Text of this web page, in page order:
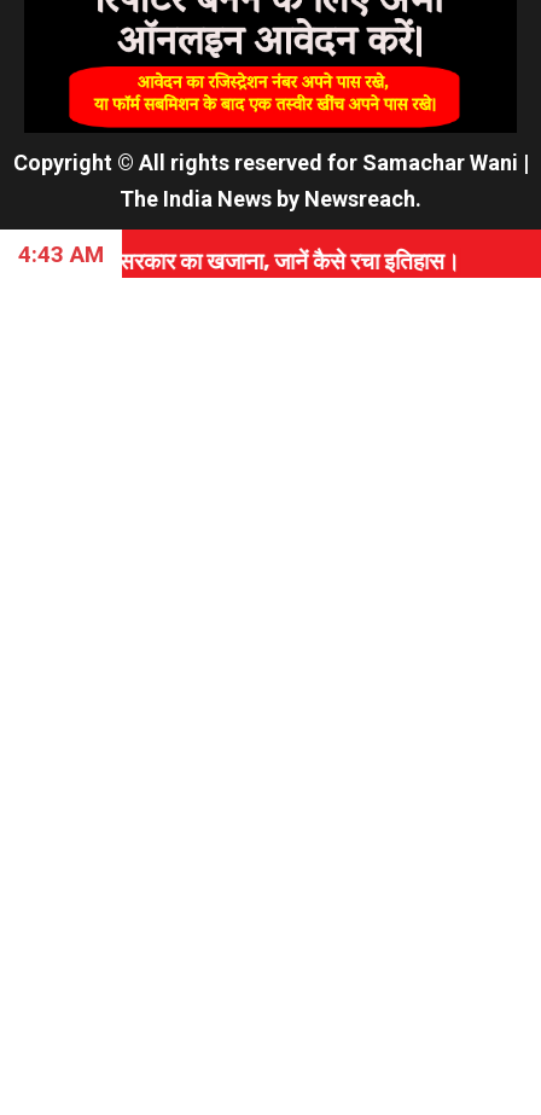
Copyright © All rights reserved for Samachar Wani |
The India News by Newsreach.
4:43 AMका खजाना, जानें कैसे रचा इतिहास। ⇝ PAK सेना